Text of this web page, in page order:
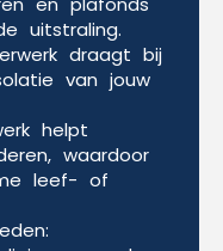
uitstraling.
draagt bij
van jouw
helpt
waardoor
leef- of